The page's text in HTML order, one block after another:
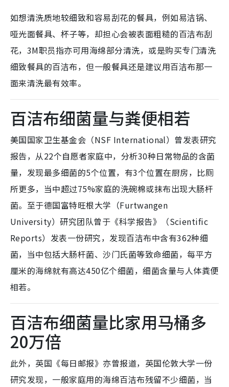
如想清洗质地较细致和容易刮花的餐具，例如易洁锅、
哑光面餐具、杯子等，却担心会被表面粗糙的百洁布刮
花，3M职员指亦可用海绵部分清洗，或是购买专门清洗
细致餐具的百洁布，但一般餐具还是建议用百洁布那一
面来清洗最有效率。
百洁布细菌量与粪便相若
美国国家卫生基金会（NSF International）曾发表研究
报告，从22个自愿者家庭中，分析30种日常物品的含菌
量，发现最多细菌的5个位置，有3个位置在厨房，比厕
所更多，当中超过75%家庭的洗碗棉或抹布出现大肠杆
菌。至于德国富特旺根大学（Furtwangen
University）研究团队曾于《科学报告》（Scientific
Reports）发表一份研究，发现百洁布中含有362种细
菌，当中包括大肠杆菌、沙门氏菌等致命细菌，每平方
厘米的海绵就有高达450亿个细菌，细菌含量与人体粪便
相若。
百洁布细菌量比家用马桶多
20万倍
此外，英国《每日邮报》亦曾报道，英国伦敦大学一份
研究发现，一般家庭用的海绵百洁布残留不少细菌，当